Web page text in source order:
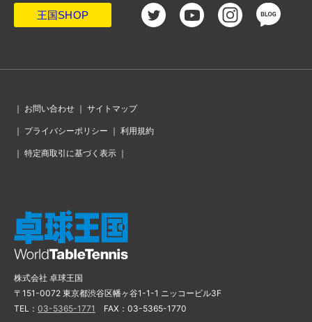
王国SHOP
｜ お問い合わせ ｜ サイトマップ
｜ プライバシーポリシー ｜ 利用規約
｜ 特定商取引に基づく表示 ｜
株式会社 卓球王国
〒151-0072 東京都渋谷区幡ヶ谷1-1-1 ニッコービル3F
TEL： 03-5365-1771 FAX：03-5365-1770